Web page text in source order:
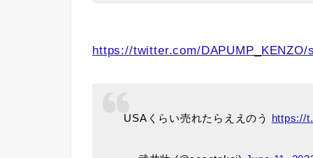
https://twitter.com/DAPUMP_KENZO/
USAくらい売れたらええのう https://